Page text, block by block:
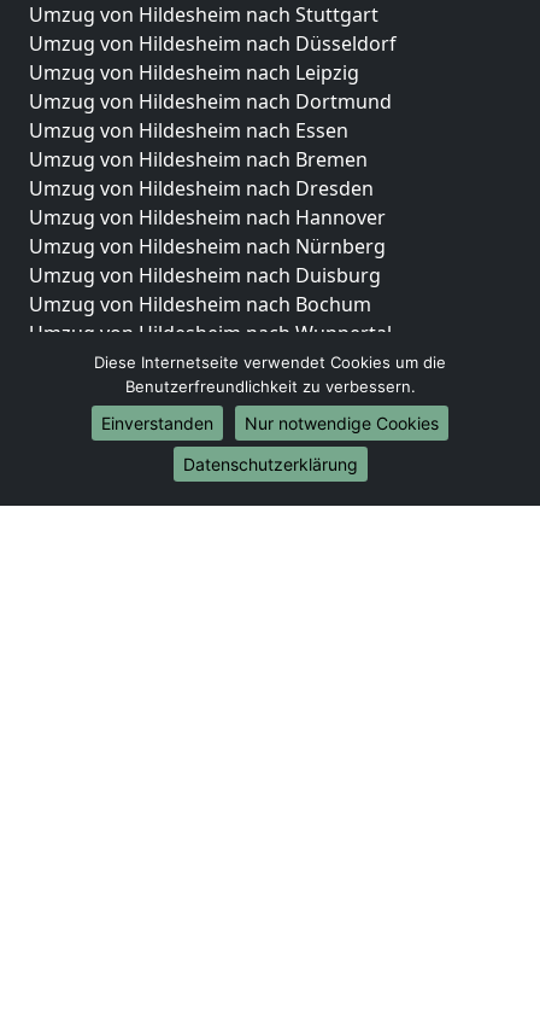
Umzug von Hildesheim nach Stuttgart
Umzug von Hildesheim nach Düsseldorf
Umzug von Hildesheim nach Leipzig
Umzug von Hildesheim nach Dortmund
Umzug von Hildesheim nach Essen
Umzug von Hildesheim nach Bremen
Umzug von Hildesheim nach Dresden
Umzug von Hildesheim nach Hannover
Umzug von Hildesheim nach Nürnberg
Umzug von Hildesheim nach Duisburg
Umzug von Hildesheim nach Bochum
Umzug von Hildesheim nach Wuppertal
Umzug von Hildesheim nach Bielefeld
Umzug von Hildesheim nach Bonn
Umzug von Hildesheim nach Münster
Internationale-Umzüge
Umzug von Hildesheim nach Brasilien
Diese Internetseite verwendet Cookies um die
Benutzerfreundlichkeit zu verbessern.
Einverstanden
Nur notwendige Cookies
Datenschutzerklärung